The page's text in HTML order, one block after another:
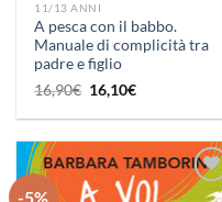
11/13 ANNI
A pesca con il babbo.
Manuale di complicità tra
padre e figlio
16,90€ Il
prezzo
originale
16,90€.
16,10€Il
attuale
16,10€.
-5%